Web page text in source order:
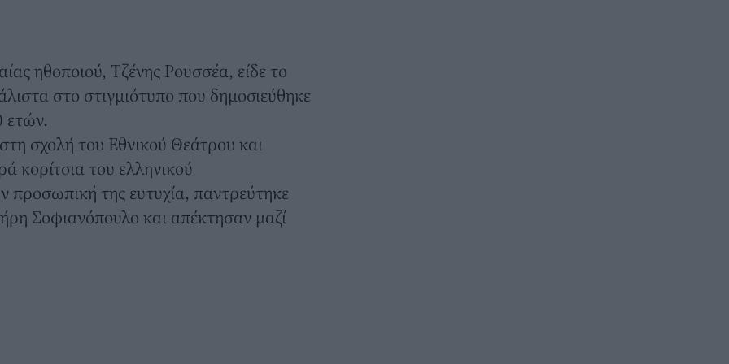
ηθοποιού, Τζένης Ρουσσέα, είδε το
στο στιγμιότυπο που δημοσιεύθηκε
ετών.
σχολή του Εθνικού Θεάτρου και
κορίτσια του ελληνικού
προσωπική της ευτυχία, παντρεύτηκε
Σοφιανόπουλο και απέκτησαν μαζί